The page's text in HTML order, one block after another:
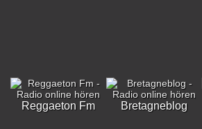
Reggaeton Fm Bretagneblog